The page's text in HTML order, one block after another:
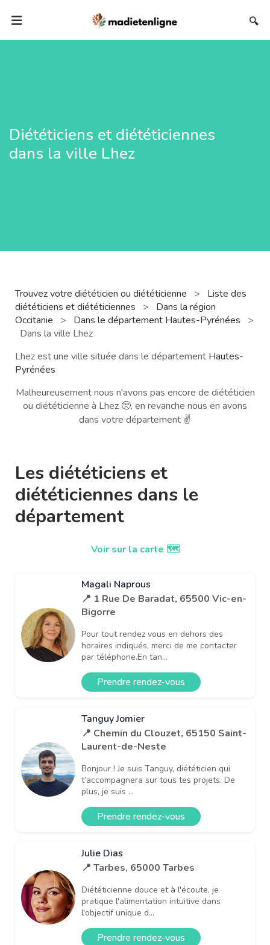
🔍
Diététiciens et diététiciennes
dans la ville Lhez
Trouvez votre diététicien ou diététicienne >
Liste des
diététiciens et diététiciennes
>
Dans la région
Occitanie
> Dans le département Hautes-Pyrénées
>
Dans la ville Lhez
Lhez est une ville située dans le département Hautes-
Pyrénées
Malheureusement nous n'avons pas encore de diététicien
ou diététicienne à Lhez 🥺, en revanche nous en avons
dans votre département ✌️
Les diététiciens et
diététiciennes dans le
département
Voir sur la carte 🗺️
Magali Naprous
📍 1 Rue De Baradat, 65500 Vic-en-
Bigorre
Pour tout rendez vous en dehors des
horaires indiqués, merci de me contacter
par téléphone.En tan...
Prendre rendez-vous
Tanguy Jomier
📍 Chemin du Clouzet, 65150 Saint-
Laurent-de-Neste
Bonjour ! Je suis Tanguy, diététicien qui
t’accompagnera sur tous tes projets. De
plus, je suis ...
Prendre rendez-vous
Julie Dias
📍 Tarbes, 65000 Tarbes
Diététicienne douce et à l'écoute, je
pratique l'alimentation intuitive dans
l'objectif unique d...
Prendre rendez-vous